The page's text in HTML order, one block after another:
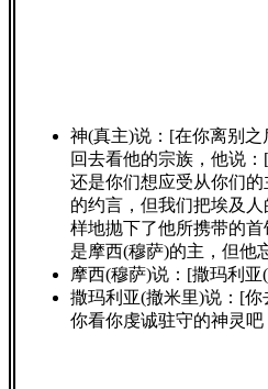
神(真主)说：[在你离别
回去看他的宗族，他说
还是你们想应受从你们
的约言，但我们把埃及
样地抛下了他所携带的
是摩西(穆萨)的主，但他
摩西(穆萨)说：[撒玛利
撒玛利亚(撤米里)说：[
你看你虔诚驻守的神灵